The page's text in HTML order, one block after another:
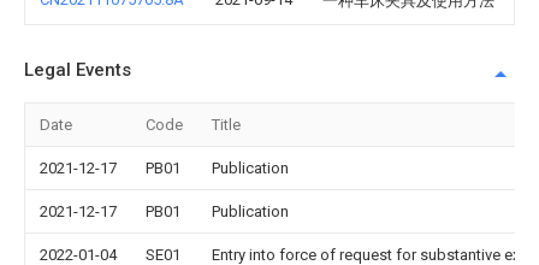
Legal Events
Date Code Title
2021-12-17 PB01 Publication
2021-12-17 PB01 Publication
2022-01-04 SE01 Entry into force of request for substantive